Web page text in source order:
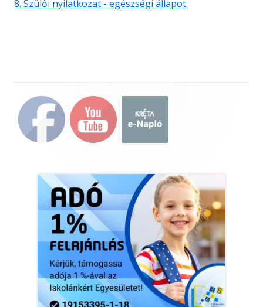
8. Szülői nyilatkozat - egészségi állapot
Main
Sidebar